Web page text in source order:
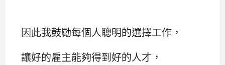
因此我鼓勵每個人聰明的選擇工作，
讓好的雇主能夠得到好的人才，